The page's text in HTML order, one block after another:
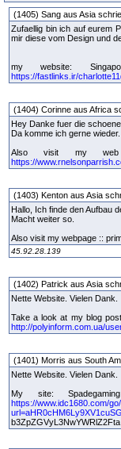
(1405) Sang aus Asia
Zufaellig bin ich auf eurem
mir diese vom Design und
my website:
https://fastlinks.ir/
(1404) Corinne aus Africa
Hey Danke fuer die
Da komme ich gerne wieder.
Also visit my
https://
(1403) Kenton aus Asia
Hallo, Ich finde den Aufbau
Macht weiter so.
Also visit my webpage ::
45.92.28.139
(1402) Patrick aus Asia
Nette Website. Vielen Dank.
Take a look at my blog
http://polyinform.com.ua/
(1401) Morris aus South
Nette Website. Vielen Dank.
My site:
https://www.idc1680.com/
b3ZpZGVyL3NwYWRlZ2Fta